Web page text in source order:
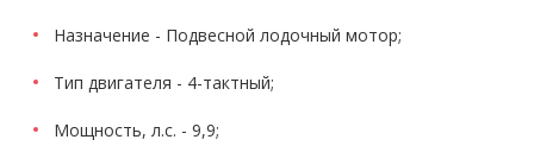
Назначение - Подвесной лодочный мотор;
Тип двигателя - 4-тактный;
Мощность, л.с. - 9,9;